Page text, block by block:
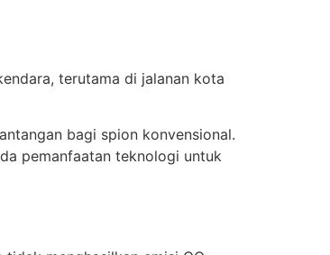
terutama di jalanan kota
bagi spion konvensional.
pemanfaatan teknologi untuk